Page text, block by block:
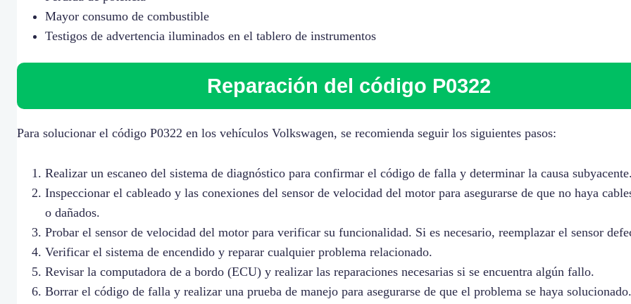
Mayor consumo de combustible
Testigos de advertencia iluminados en el tablero de instrumentos
Reparación del código P0322
Para solucionar el código P0322 en los vehículos Volkswagen, se recomienda seguir los siguientes pasos:
Realizar un escaneo del sistema de diagnóstico para confirmar el código de falla y determinar la causa
Inspeccionar el cableado y las conexiones del sensor de velocidad del motor para asegurarse de que no haya
o dañados.
Probar el sensor de velocidad del motor para verificar su funcionalidad. Si es necesario, reemplazar el sensor
Verificar el sistema de encendido y reparar cualquier problema relacionado.
Revisar la computadora de a bordo (ECU) y realizar las reparaciones necesarias si se encuentra algún fallo.
Borrar el código de falla y realizar una prueba de manejo para asegurarse de que el problema se haya solucionado.